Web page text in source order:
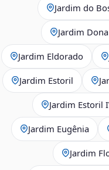
Jardim do
Jardim
Jardim Eldorado
Jardim Estoril
Jardim Estoril
Jardim Eugênia
Jardim